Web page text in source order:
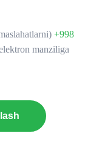
+998
manziliga